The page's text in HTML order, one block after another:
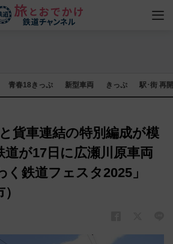
青春18きっぷ 新型車両 きっぷ 駅･街 再
貨車連結の特別編成が模
が17日に広瀬川原車両
鉄道フェスタ2025」